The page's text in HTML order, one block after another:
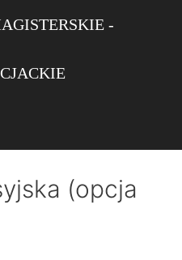
-
(opcja